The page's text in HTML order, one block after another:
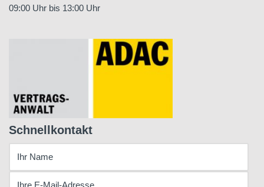
09:00 Uhr bis 13:00 Uhr
Schnellkontakt